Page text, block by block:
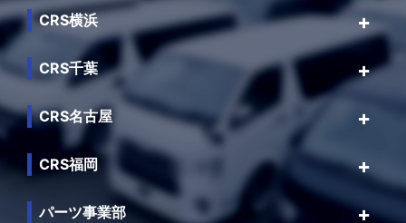
CRS横浜
CRS千葉
CRS名古屋
CRS福岡
パーツ事業部